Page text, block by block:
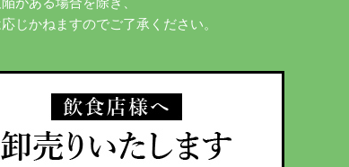
がある場合を除き、
じかねますのでご了承ください。